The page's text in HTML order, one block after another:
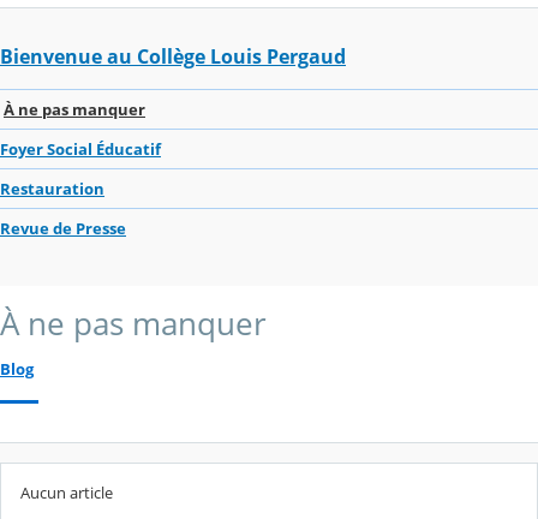
Bienvenue au Collège Louis Pergaud
À ne pas manquer
Foyer Social Éducatif
Restauration
Revue de Presse
À ne pas manquer
Blog
Aucun article